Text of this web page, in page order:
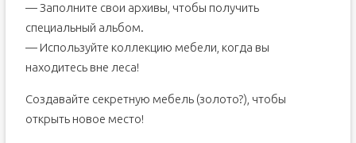
— Заполните свои архивы, чтобы получить
специальный альбом.
— Используйте коллекцию мебели, когда вы
находитесь вне леса!
Создавайте секретную мебель (золото?), чтобы
открыть новое место!